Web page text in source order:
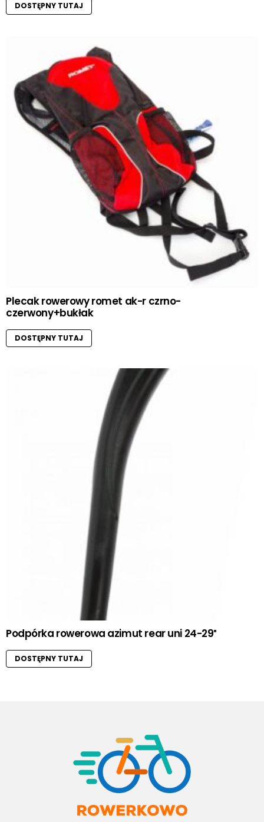
DOSTĘPNY TUTAJ
Plecak rowerowy romet ak-r czrno-
czerwony+bukłak
DOSTĘPNY TUTAJ
Podpórka rowerowa azimut rear uni 24-29″
DOSTĘPNY TUTAJ